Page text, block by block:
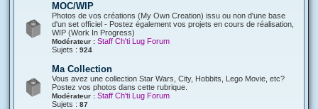
MOC/WIP
Photos de vos créations (My Own Creation) issu ou non d'une base
d'un set officiel - Postez également vos projets en cours de réalisation,
WIP (Work In Progress)
Modérateur : Staff Ch'ti Lug Forum
Sujets : 924
Ma Collection
Vous avez une collection Star Wars, City, Hobbits, Lego Movie, etc?
Postez vos photos dans cette rubrique.
Modérateur : Staff Ch'ti Lug Forum
Sujets : 87